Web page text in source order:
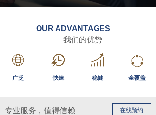
OUR ADVANTAGES
我们的优势
稳健
快速
广泛 全覆盖
在线预约
专业服务，值得信赖